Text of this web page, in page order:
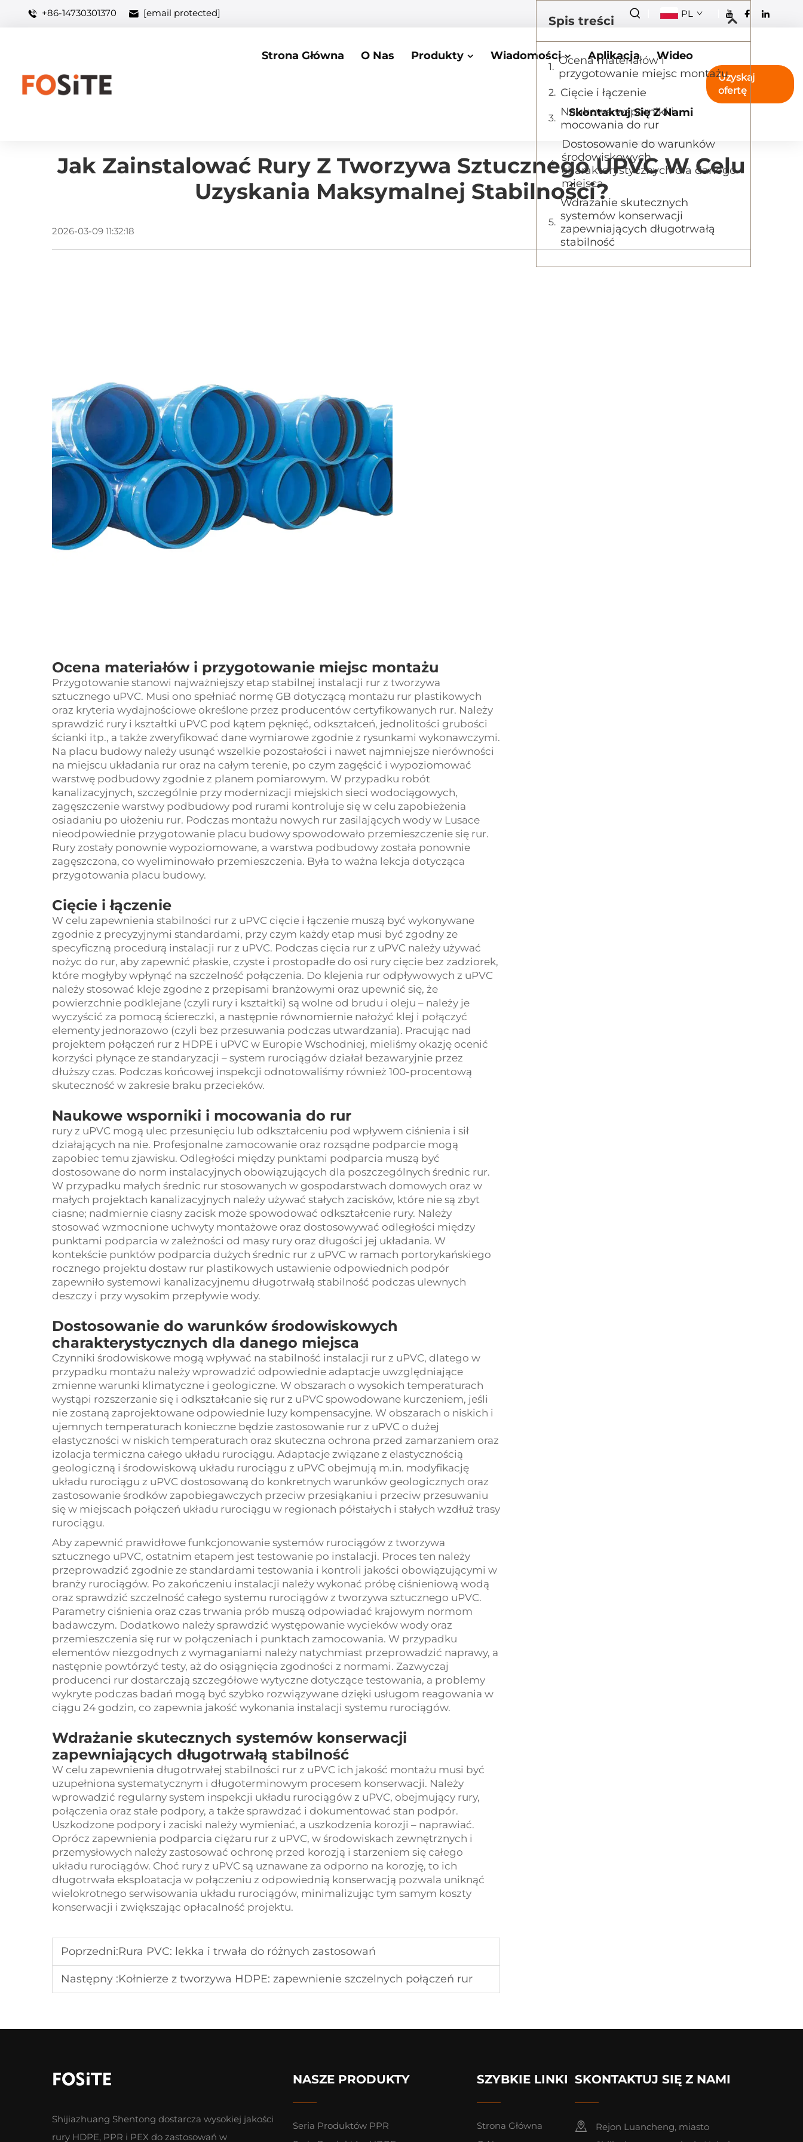
+86-14730301370 [email protected] PL
Strona Główna O Nas Produkty Wiadomości Aplikacja Wideo
Skontaktuj Się Z Nami
Uzyskaj
ofertę
Jak Zainstalować Rury Z Tworzywa Sztucznego UPVC W Celu
Uzyskania Maksymalnej Stabilności?
2026-03-09 11:32:18
Ocena materiałów i przygotowanie miejsc montażu
Przygotowanie stanowi najważniejszy etap stabilnej instalacji rur z tworzywa
sztucznego uPVC. Musi ono spełniać normę GB dotyczącą montażu rur plastikowych
oraz kryteria wydajnościowe określone przez producentów certyfikowanych rur. Należy
sprawdzić rury i kształtki uPVC pod kątem pęknięć, odkształceń, jednolitości grubości
ścianki itp., a także zweryfikować dane wymiarowe zgodnie z rysunkami wykonawczymi.
Na placu budowy należy usunąć wszelkie pozostałości i nawet najmniejsze nierówności
na miejscu układania rur oraz na całym terenie, po czym zagęścić i wypoziomować
warstwę podbudowy zgodnie z planem pomiarowym. W przypadku robót
kanalizacyjnych, szczególnie przy modernizacji miejskich sieci wodociągowych,
zagęszczenie warstwy podbudowy pod rurami kontroluje się w celu zapobieżenia
osiadaniu po ułożeniu rur. Podczas montażu nowych rur zasilających wody w Lusace
nieodpowiednie przygotowanie placu budowy spowodowało przemieszczenie się rur.
Rury zostały ponownie wypoziomowane, a warstwa podbudowy została ponownie
zagęszczona, co wyeliminowało przemieszczenia. Była to ważna lekcja dotycząca
przygotowania placu budowy.
Cięcie i łączenie
W celu zapewnienia stabilności rur z uPVC cięcie i łączenie muszą być wykonywane
zgodnie z precyzyjnymi standardami, przy czym każdy etap musi być zgodny ze
specyficzną procedurą instalacji rur z uPVC. Podczas cięcia rur z uPVC należy używać
nożyc do rur, aby zapewnić płaskie, czyste i prostopadłe do osi rury cięcie bez zadziorek,
które mogłyby wpłynąć na szczelność połączenia. Do klejenia rur odpływowych z uPVC
należy stosować kleje zgodne z przepisami branżowymi oraz upewnić się, że
powierzchnie podklejane (czyli rury i kształtki) są wolne od brudu i oleju – należy je
wyczyścić za pomocą ściereczki, a następnie równomiernie nałożyć klej i połączyć
elementy jednorazowo (czyli bez przesuwania podczas utwardzania). Pracując nad
projektem połączeń rur z HDPE i uPVC w Europie Wschodniej, mieliśmy okazję ocenić
korzyści płynące ze standaryzacji – system rurociągów działał bezawaryjnie przez
dłuższy czas. Podczas końcowej inspekcji odnotowaliśmy również 100-procentową
skuteczność w zakresie braku przecieków.
Naukowe wsporniki i mocowania do rur
rury z uPVC mogą ulec przesunięciu lub odkształceniu pod wpływem ciśnienia i sił
działających na nie. Profesjonalne zamocowanie oraz rozsądne podparcie mogą
zapobiec temu zjawisku. Odległości między punktami podparcia muszą być
dostosowane do norm instalacyjnych obowiązujących dla poszczególnych średnic rur.
W przypadku małych średnic rur stosowanych w gospodarstwach domowych oraz w
małych projektach kanalizacyjnych należy używać stałych zacisków, które nie są zbyt
ciasne; nadmiernie ciasny zacisk może spowodować odkształcenie rury. Należy
stosować wzmocnione uchwyty montażowe oraz dostosowywać odległości między
punktami podparcia w zależności od masy rury oraz długości jej układania. W
kontekście punktów podparcia dużych średnic rur z uPVC w ramach portorykańskiego
rocznego projektu dostaw rur plastikowych ustawienie odpowiednich podpór
zapewniło systemowi kanalizacyjnemu długotrwałą stabilność podczas ulewnych
deszczy i przy wysokim przepływie wody.
Dostosowanie do warunków środowiskowych
charakterystycznych dla danego miejsca
Czynniki środowiskowe mogą wpływać na stabilność instalacji rur z uPVC, dlatego w
przypadku montażu należy wprowadzić odpowiednie adaptacje uwzględniające
zmienne warunki klimatyczne i geologiczne. W obszarach o wysokich temperaturach
wystąpi rozszerzanie się i odkształcanie się rur z uPVC spowodowane kurczeniem, jeśli
nie zostaną zaprojektowane odpowiednie luzy kompensacyjne. W obszarach o niskich i
ujemnych temperaturach konieczne będzie zastosowanie rur z uPVC o dużej
elastyczności w niskich temperaturach oraz skuteczna ochrona przed zamarzaniem oraz
izolacja termiczna całego układu rurociągu. Adaptacje związane z elastycznością
geologiczną i środowiskową układu rurociągu z uPVC obejmują m.in. modyfikację
układu rurociągu z uPVC dostosowaną do konkretnych warunków geologicznych oraz
zastosowanie środków zapobiegawczych przeciw przesiąkaniu i przeciw przesuwaniu
się w miejscach połączeń układu rurociągu w regionach półstałych i stałych wzdłuż trasy
rurociągu.
Aby zapewnić prawidłowe funkcjonowanie systemów rurociągów z tworzywa
sztucznego uPVC, ostatnim etapem jest testowanie po instalacji. Proces ten należy
przeprowadzić zgodnie ze standardami testowania i kontroli jakości obowiązującymi w
branży rurociągów. Po zakończeniu instalacji należy wykonać próbę ciśnieniową wodą
oraz sprawdzić szczelność całego systemu rurociągów z tworzywa sztucznego uPVC.
Parametry ciśnienia oraz czas trwania prób muszą odpowiadać krajowym normom
badawczym. Dodatkowo należy sprawdzić występowanie wycieków wody oraz
przemieszczenia się rur w połączeniach i punktach zamocowania. W przypadku
elementów niezgodnych z wymaganiami należy natychmiast przeprowadzić naprawy, a
następnie powtórzyć testy, aż do osiągnięcia zgodności z normami. Zazwyczaj
producenci rur dostarczają szczegółowe wytyczne dotyczące testowania, a problemy
wykryte podczas badań mogą być szybko rozwiązywane dzięki usługom reagowania w
ciągu 24 godzin, co zapewnia jakość wykonania instalacji systemu rurociągów.
Wdrażanie skutecznych systemów konserwacji
zapewniających długotrwałą stabilność
W celu zapewnienia długotrwałej stabilności rur z uPVC ich jakość montażu musi być
uzupełniona systematycznym i długoterminowym procesem konserwacji. Należy
wprowadzić regularny system inspekcji układu rurociągów z uPVC, obejmujący rury,
połączenia oraz stałe podpory, a także sprawdzać i dokumentować stan podpór.
Uszkodzone podpory i zaciski należy wymieniać, a uszkodzenia korozji – naprawiać.
Oprócz zapewnienia podparcia ciężaru rur z uPVC, w środowiskach zewnętrznych i
przemysłowych należy zastosować ochronę przed korozją i starzeniem się całego
układu rurociągów. Choć rury z uPVC są uznawane za odporno na korozję, to ich
długotrwała eksploatacja w połączeniu z odpowiednią konserwacją pozwala uniknąć
wielokrotnego serwisowania układu rurociągów, minimalizując tym samym koszty
konserwacji i zwiększając opłacalność projektu.
Poprzedni:Rura PVC: lekka i trwała do różnych zastosowań
Następny :Kołnierze z tworzywa HDPE: zapewnienie szczelnych połączeń rur
Spis treści
Ocena materiałów i
przygotowanie miejsc montażu
Cięcie i łączenie
Naukowe wsporniki i
mocowania do rur
Dostosowanie do warunków
środowiskowych
charakterystycznych dla danego
miejsca
Wdrażanie skutecznych
systemów konserwacji
zapewniających długotrwałą
stabilność
Shijiazhuang Shentong dostarcza wysokiej jakości
rury HDPE, PPR i PEX do zastosowań w
NASZE PRODUKTY
Seria Produktów PPR
SZYBKIE LINKI
Strona Główna
SKONTAKTUJ SIĘ Z NAMI
Rejon Luancheng, miasto